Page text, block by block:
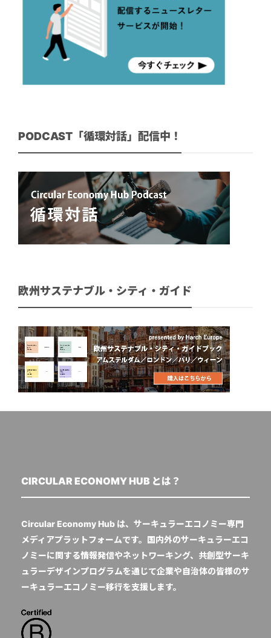
PODCAST「循環対話」配信中！
欧州サステナブル・シティ・ガイド
CIRCULAR ECONOMY HUB とは？
Circular Economy Hub は、サーキュラーエコノミー専門
メディアプラットフォームです。国内外のサーキュラーエコ
ノミーに関する情報発信やネットワーキング、共創型サーキ
ュラーデザインプログラムを通じて企業や自治体の皆様のサ
ーキュラーエコノミー移行を支援します。